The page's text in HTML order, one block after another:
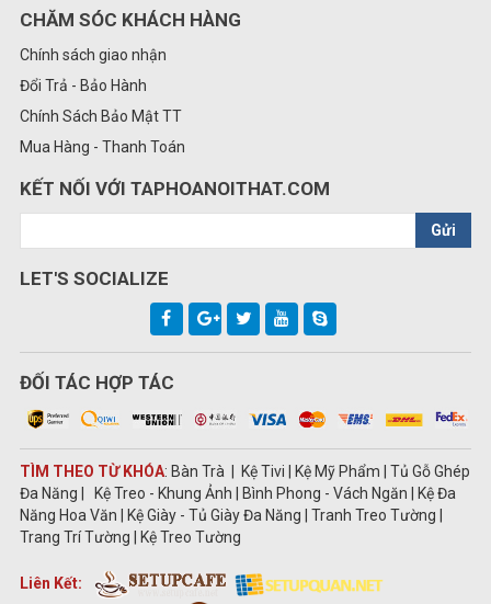
CHĂM SÓC KHÁCH HÀNG
Chính sách giao nhận
Đổi Trả - Bảo Hành
Chính Sách Bảo Mật TT
Mua Hàng - Thanh Toán
KẾT NỐI VỚI TAPHOANOITHAT.COM
Gửi
LET'S SOCIALIZE
ĐỐI TÁC HỢP TÁC
TÌM THEO TỪ KHÓA: Bàn Trà | Kệ Tivi | Kệ Mỹ Phẩm | Tủ Gỗ Ghép
Đa Năng | Kệ Treo - Khung Ảnh | Bình Phong - Vách Ngăn | Kệ Đa
Năng Hoa Văn | Kệ Giày - Tủ Giày Đa Năng | Tranh Treo Tường |
Trang Trí Tường | Kệ Treo Tường
Liên Kết: